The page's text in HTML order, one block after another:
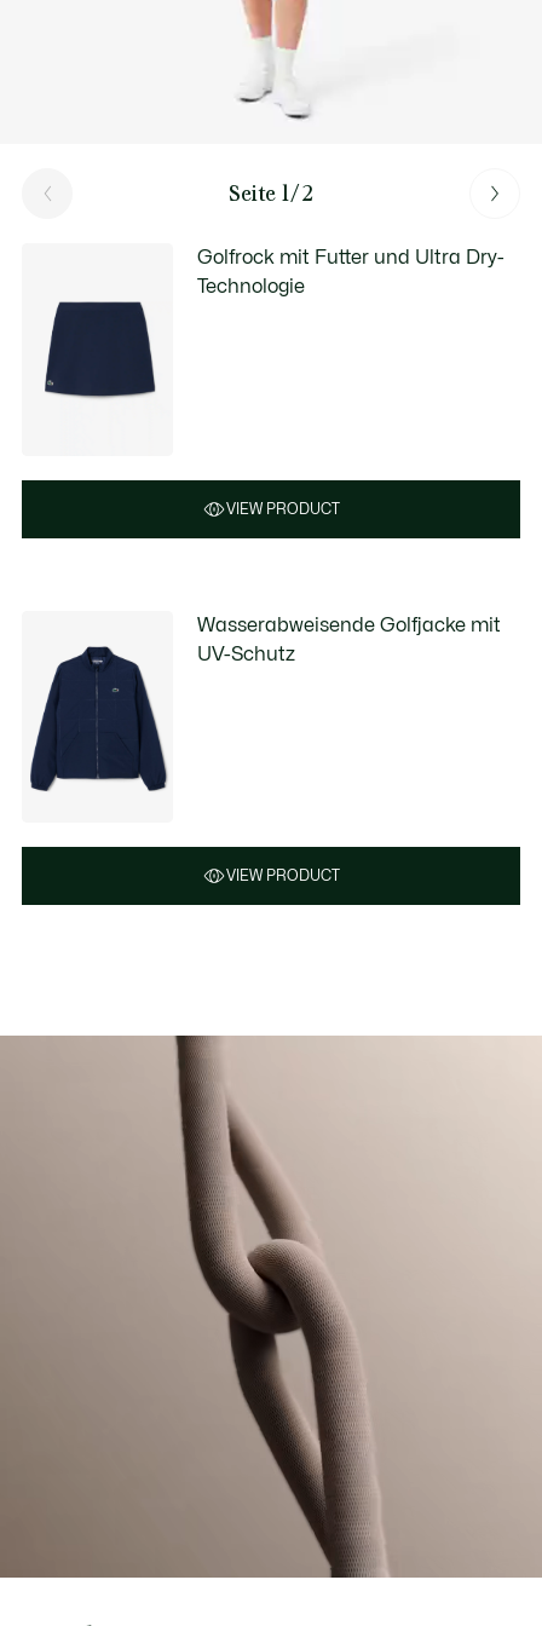
Seite 1/2
Golfrock mit Futter und Ultra Dry-
Technologie
VIEW PRODUCT
Wasserabweisende Golfjacke mit
UV-Schutz
VIEW PRODUCT